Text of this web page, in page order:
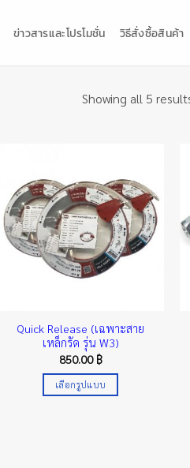
ข่าวสารและโปรโมชั่น วิธีสั่งซื้อสินค้า
Showing all 5
Quick Release (เฉพาะสาย
เหล็กรัด รุ่น W3)
850.00 ฿
เลือกรูปแบบ